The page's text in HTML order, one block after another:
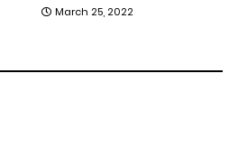
March 25, 2022